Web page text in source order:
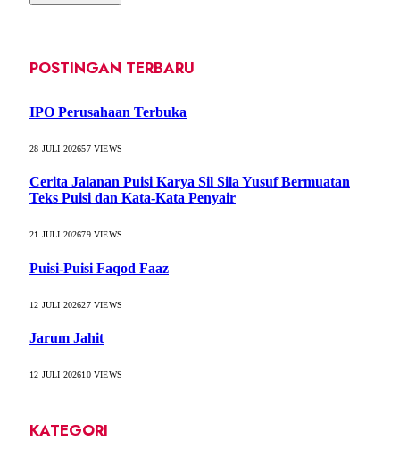
POSTINGAN TERBARU
IPO Perusahaan Terbuka
28 JULI 202657VIEWS
Cerita Jalanan Puisi Karya Sil Sila Yusuf Bermuatan
Teks Puisi dan Kata-Kata Penyair
21 JULI 202679VIEWS
Puisi-Puisi Faqod Faaz
12 JULI 202627VIEWS
Jarum Jahit
12 JULI 202610VIEWS
KATEGORI